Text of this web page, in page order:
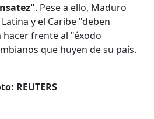
. Pese a ello, Maduro
y el Caribe "deben
hacer frente al "éxodo
que huyen de su país.
REUTERS